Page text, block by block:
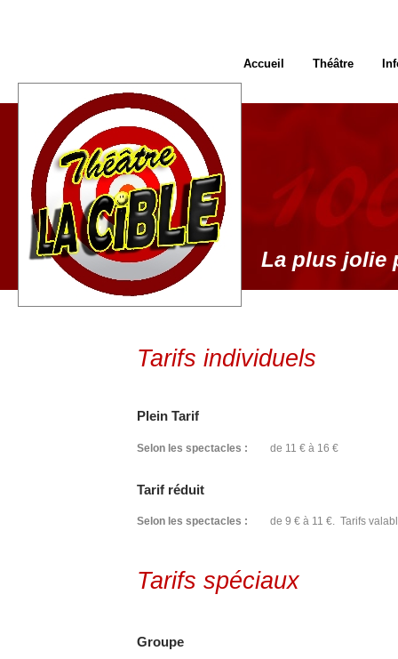
Tarifs individuels
Plein Tarif
Selon les spectacles : de 11 € à 16 €
Tarif réduit
Selon les spectacles : de 9 € à 11 €. Tarifs
Tarifs spéciaux
Groupe
La plus jolie
Accueil Théâtre